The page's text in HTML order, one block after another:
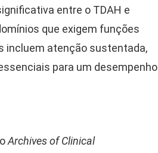
entre o TDAH e
que exigem funções
incluem atenção sustentada,
para um desempenho
Archives of Clinical